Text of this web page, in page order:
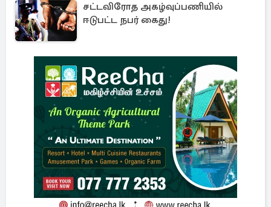
சட்டவிரோத அகழ்வுப்பணியில்
ஈடுபட்ட நபர் கைது!